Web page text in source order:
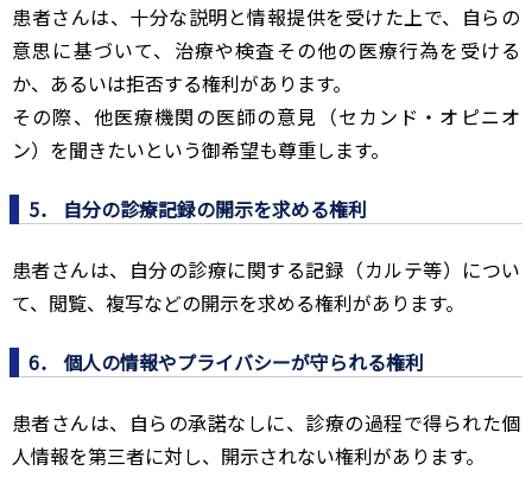
患者さんは、十分な説明と情報提供を受けた上で、自らの
意思に基づいて、治療や検査その他の医療行為を受ける
か、あるいは拒否する権利があります。
その際、他医療機関の医師の意見（セカンド・オピニオ
ン）を聞きたいという御希望も尊重します。
5． 自分の診療記録の開示を求める権利
患者さんは、自分の診療に関する記録（カルテ等）につい
て、閲覧、複写などの開示を求める権利があります。
6． 個人の情報やプライバシーが守られる権利
患者さんは、自らの承諾なしに、診療の過程で得られた個
人情報を第三者に対し、開示されない権利があります。